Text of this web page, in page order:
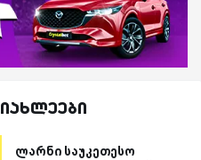
ლარნი საუკეთესო